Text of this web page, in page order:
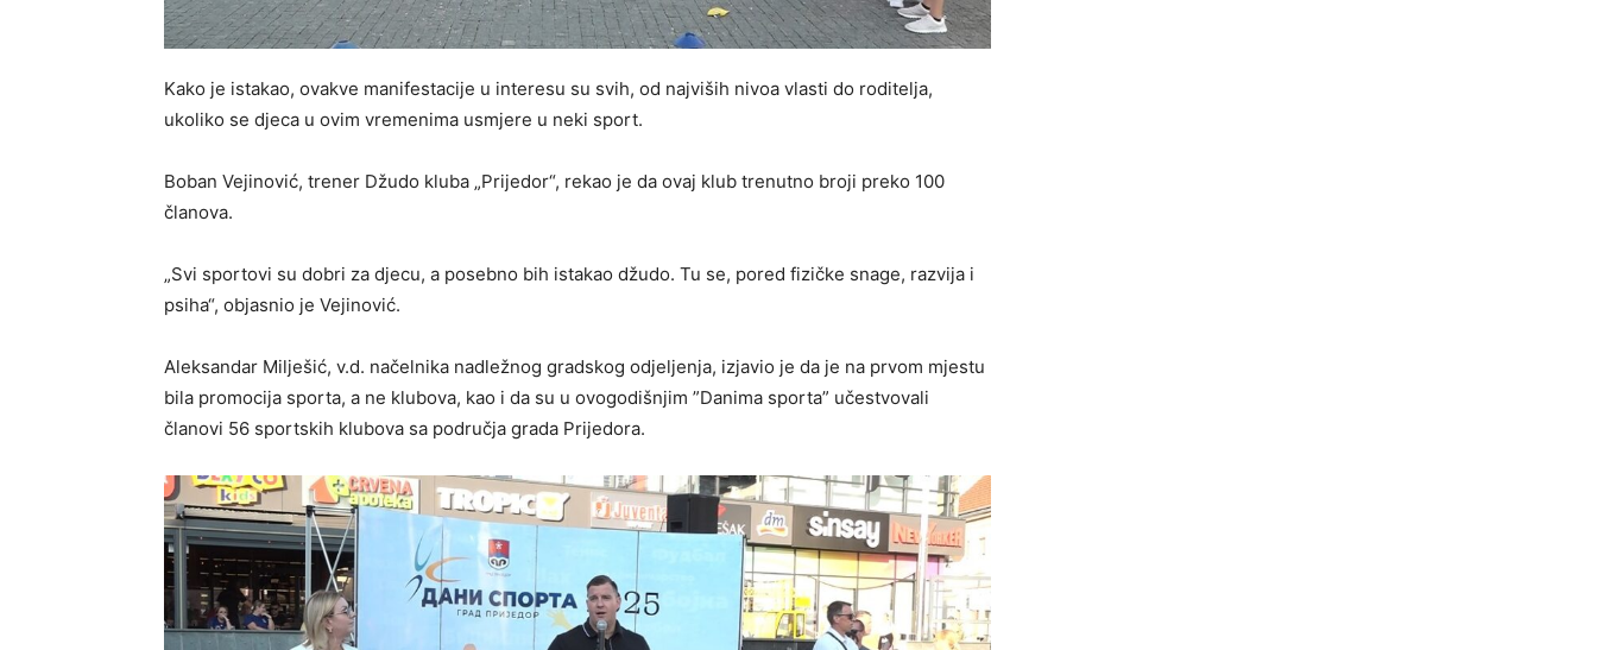
Kako je istakao, ovakve manifestacije u interesu su svih, od najviših nivoa vlasti do roditelja,
ukoliko se djeca u ovim vremenima usmjere u neki sport.
Boban Vejinović, trener Džudo kluba „Prijedor“, rekao je da ovaj klub trenutno broji preko 100
članova.
„Svi sportovi su dobri za djecu, a posebno bih istakao džudo. Tu se, pored fizičke snage, razvija i
psiha“, objasnio je Vejinović.
Aleksandar Milješić, v.d. načelnika nadležnog gradskog odjeljenja, izjavio je da je na prvom mjestu
bila promocija sporta, a ne klubova, kao i da su u ovogodišnjim ”Danima sporta” učestvovali
članovi 56 sportskih klubova sa područja grada Prijedora.